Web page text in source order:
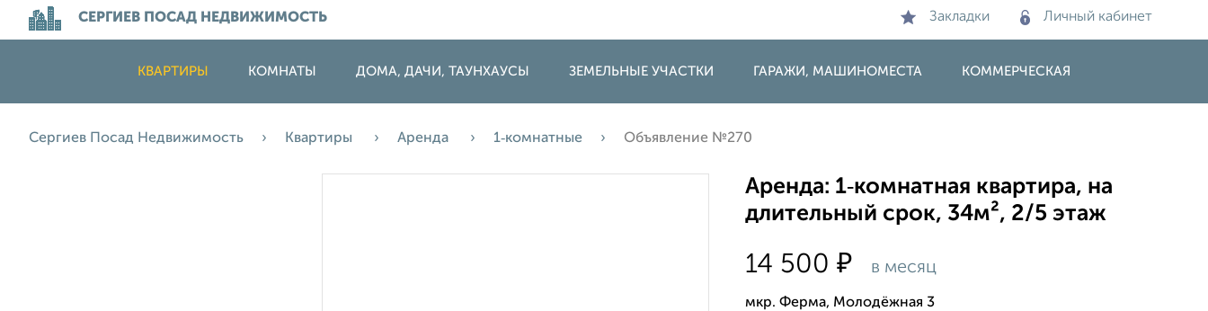
СЕРГИЕВ ПОСАД НЕДВИЖИМОСТЬ Закладки Личный кабинет
КВАРТИРЫ КОМНАТЫ ДОМА, ДАЧИ, ТАУНХАУСЫ ЗЕМЕЛЬНЫЕ УЧАСТКИ ГАРАЖИ, МАШИНОМЕСТА КОММЕРЧЕСКАЯ
Сергиев Посад Недвижимость Квартиры Аренда 1‑комнатные Объявление №270
Аренда: 1‑комнатная квартира, на
длительный срок, 34м², 2/5 этаж
14 500₽ в месяц
мкр. Ферма, Молодёжная 3